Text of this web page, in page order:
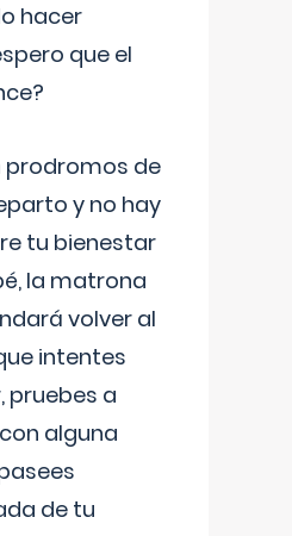
hacer
que el
prodromos de
y no hay
tu bienestar
la matrona
volver al
intentes
pruebes a
alguna
de tu